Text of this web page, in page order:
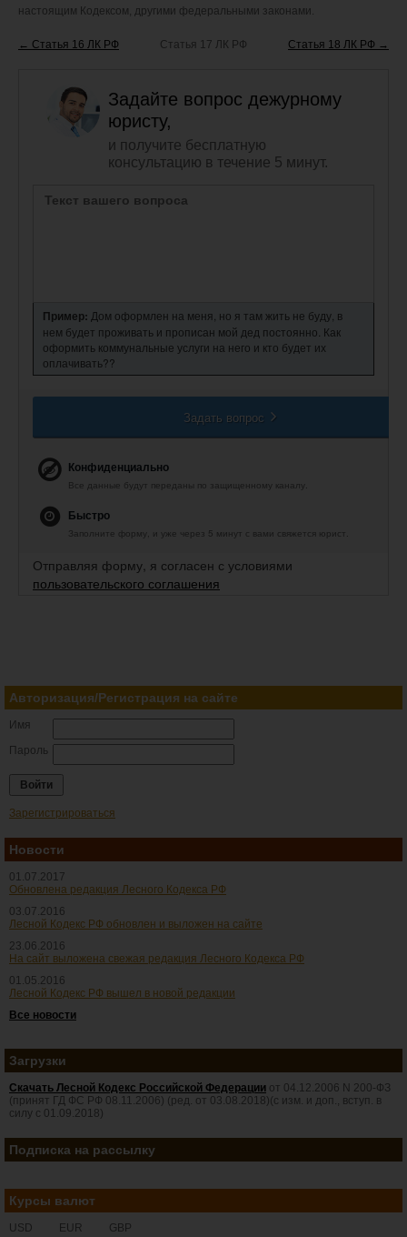
настоящим Кодексом, другими федеральными законами.
← Статья 16 ЛК РФ Статья 17 ЛК РФ Статья 18 ЛК РФ →
Задайте вопрос дежурному
юристу,
и получите бесплатную
консультацию в течение 5 минут.
Пример: Дом оформлен на меня, но я там жить не буду, в
нем будет проживать и прописан мой дед постоянно. Как
оформить коммунальные услуги на него и кто будет их
оплачивать??
Задать вопрос
Конфиденциально
Все данные будут переданы по защищенному каналу.
Быстро
Заполните форму, и уже через 5 минут с вами свяжется юрист.
Отправляя форму, я согласен с условиями
пользовательского соглашения
Авторизация/Регистрация на сайте
Имя
Пароль
Зарегистрироваться
Новости
01.07.2017
Обновлена редакция Лесного Кодекса РФ
03.07.2016
Лесной Кодекс РФ обновлен и выложен на сайте
23.06.2016
На сайт выложена свежая редакция Лесного Кодекса РФ
01.05.2016
Лесной Кодекс РФ вышел в новой редакции
Все новости
Загрузки
Скачать Лесной Кодекс Российской Федерации от 04.12.2006 N 200-ФЗ
(принят ГД ФС РФ 08.11.2006) (ред. от 03.08.2018)(с изм. и доп., вступ. в
силу с 01.09.2018)
Подписка на рассылку
Курсы валют
USD EUR GBP